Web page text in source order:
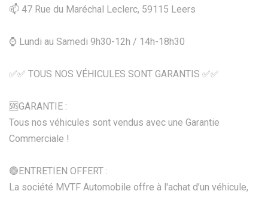
📫 47 Rue du Maréchal Leclerc, 59115 Leers
⌚ Lundi au Samedi 9h30-12h / 14h-18h30
✅✅ TOUS NOS VÉHICULES SONT GARANTIS ✅✅
🆘️GARANTIE :
Tous nos véhicules sont vendus avec une Garantie
Commerciale !
🟢ENTRETIEN OFFERT :
La société MVTF Automobile offre à l'achat d’un véhicule,